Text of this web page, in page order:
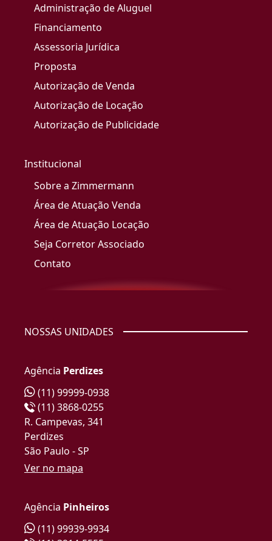
Administração de Aluguel
Financiamento
Assessoria Jurídica
Proposta
Autorização de Venda
Autorização de Locação
Autorização de Publicidade
Institucional
Sobre a Zimmermann
Área de Atuação Venda
Área de Atuação Locação
Seja Corretor Associado
Contato
NOSSAS UNIDADES
Agência Perdizes
(11) 99999-0938
(11) 3868-0255
R. Campevas, 341
Perdizes
São Paulo - SP
Ver no mapa
Agência Pinheiros
(11) 99939-9934